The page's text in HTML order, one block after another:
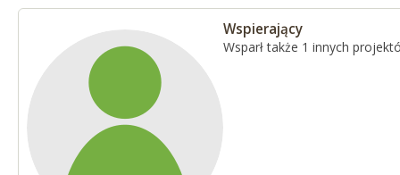
Wspierający
Wsparł także 1 innych